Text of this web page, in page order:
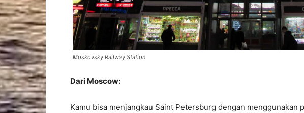
Moskovsky Railway Station
Dari Moscow:
Kamu bisa menjangkau Saint Petersburg dengan menggunakan